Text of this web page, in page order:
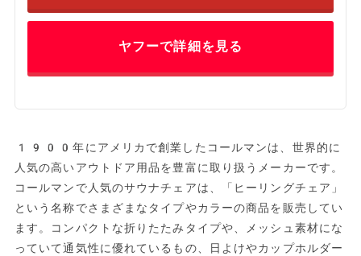
ヤフーで詳細を見る
1900年にアメリカで創業したコールマンは、世界的に
人気の高いアウトドア用品を豊富に取り扱うメーカーです。
コールマンで人気のサウナチェアは、「ヒーリングチェア」
という名称でさまざまなタイプやカラーの商品を販売してい
ます。コンパクトな折りたたみタイプや、メッシュ素材にな
っていて通気性に優れているもの、日よけやカップホルダー